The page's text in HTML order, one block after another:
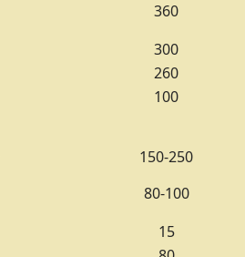
360
300
260
100
150-250
80-100
15